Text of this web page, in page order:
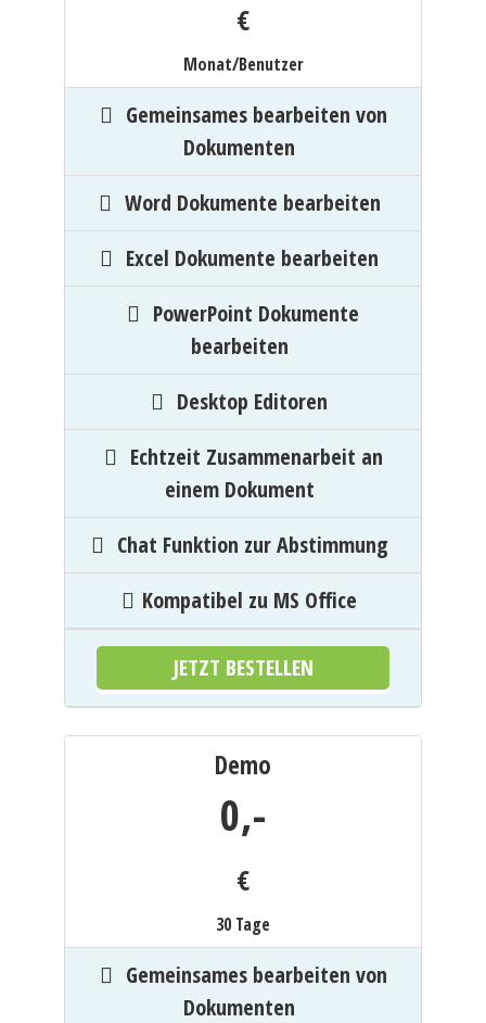
€
Monat/Benutzer
Gemeinsames bearbeiten von
Dokumenten
Word Dokumente bearbeiten
Excel Dokumente bearbeiten
PowerPoint Dokumente
bearbeiten
Desktop Editoren
Echtzeit Zusammenarbeit an
einem Dokument
Chat Funktion zur Abstimmung
Kompatibel zu MS Office
JETZT BESTELLEN
Demo
0,-
€
30 Tage
Gemeinsames bearbeiten von
Dokumenten